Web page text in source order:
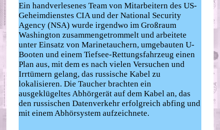
Ein handverlesenes Team von Mitarbeitern des US-
Geheimdienstes CIA und der National Security
Agency (NSA) wurde irgendwo im Großraum
Washington zusammengetrommelt und arbeitete
unter Einsatz von Marinetauchern, umgebauten U-
Booten und einem Tiefsee-Rettungsfahrzeug einen
Plan aus, mit dem es nach vielen Versuchen und
Irrtümern gelang, das russische Kabel zu
lokalisieren. Die Taucher brachten ein
ausgeklügeltes Abhörgerät auf dem Kabel an, das
den russischen Datenverkehr erfolgreich abfing und
mit einem Abhörsystem aufzeichnete.